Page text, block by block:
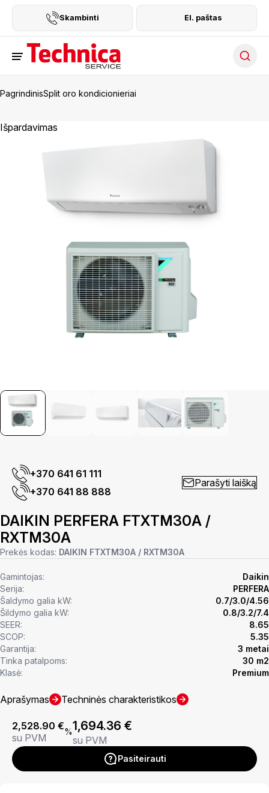
Skambinti El. paštas
PagrindinisSplit oro kondicionieriai
Išpardavimas
+370 641 61 111
+370 641 88 888
Parašyti laišką
DAIKIN PERFERA FTXTM30A /
RXTM30A
Prekės kodas: DAIKIN FTXTM30A / RXTM30A
Gamintojas:
Daikin
Serija:
PERFERA
Šaldymo galia kW:
0.7/3.0/4.56
Šildymo galia kW:
0.8/3.2/7.4
SEER:
8.65
SCOP:
5.35
Garantija:
3 metai
Tinka patalpoms:
30 m2
Klasė:
Premium
Aprašymas Techninės charakteristikos
2,528.90 €
su PVM
%1,694.36 €
su PVM
Pasiteirauti